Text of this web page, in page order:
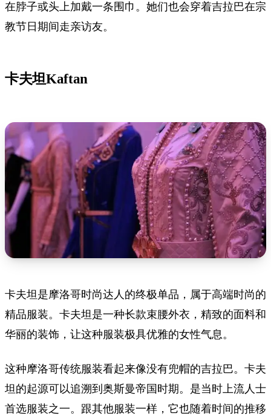
在脖子或头上加戴一条围巾。她们也会穿着吉拉巴在宗
教节日期间走亲访友。
卡夫坦Kaftan
卡夫坦是摩洛哥时尚达人的终极单品，属于高端时尚的
精品服装。卡夫坦是一种长款束腰外衣，精致的面料和
华丽的装饰，让这种服装极具优雅的女性气息。
这种摩洛哥传统服装看起来像没有兜帽的吉拉巴。卡夫
坦的起源可以追溯到奥斯曼帝国时期。是当时上流人士
首选服装之一。跟其他服装一样，它也随着时间的推移